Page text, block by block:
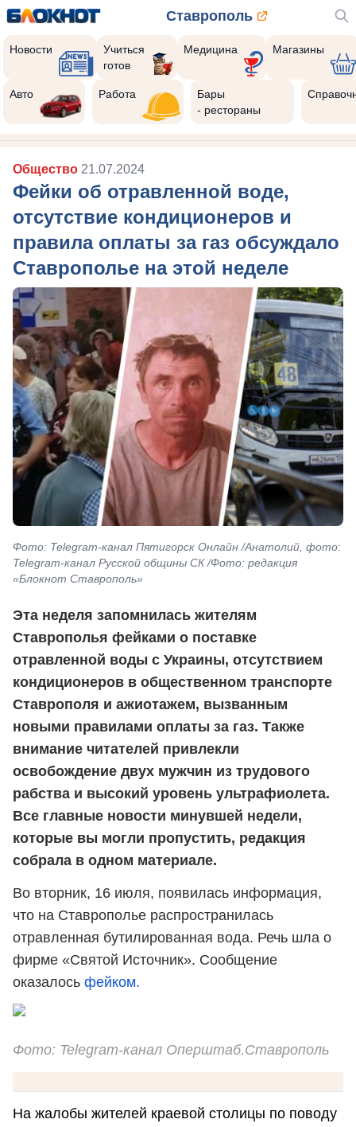
Ставрополь
Новости
Учиться
готов
Медицина Магазины
Авто Работа
Бары
- рестораны
Общество 21.07.2024
Фейки об отравленной воде,
отсутствие кондиционеров и
правила оплаты за газ обсуждало
Ставрополье на этой неделе
Фото: Telegram-канал Пятигорск Онлайн /Анатолий, фото:
Telegram-канал Русской общины СК /Фото: редакция
«Блокнот Ставрополь»
Эта неделя запомнилась жителям
Ставрополья фейками о поставке
отравленной воды с Украины, отсутствием
кондиционеров в общественном транспорте
Ставрополя и ажиотажем, вызванным
новыми правилами оплаты за газ. Также
внимание читателей привлекли
освобождение двух мужчин из трудового
рабства и высокий уровень ультрафиолета.
Все главные новости минувшей недели,
которые вы могли пропустить, редакция
собрала в одном материале.
Во вторник, 16 июля, появилась информация,
что на Ставрополье распространилась
отравленная бутилированная вода. Речь шла о
фирме «Святой Источник». Сообщение
оказалось фейком.
Фото: Telegram-канал Оперштаб.Ставрополь
На жалобы жителей краевой столицы по поводу
Реклама закроется через: